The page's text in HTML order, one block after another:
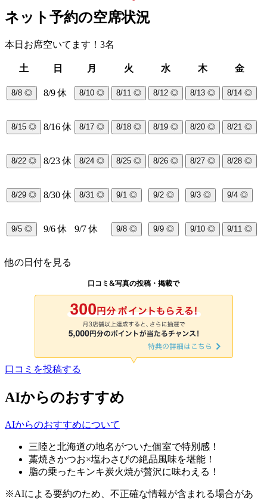
ネット予約の空席状況
本日お席空いてます！3名
土 日 月 火 水 木 金
8/8 ◎ 8/9 休 8/10 ◎ 8/11 ◎ 8/12 ◎ 8/13 ◎ 8/14 ◎
8/15 ◎ 8/16 休 8/17 ◎ 8/18 ◎ 8/19 ◎ 8/20 ◎ 8/21 ◎
8/22 ◎ 8/23 休 8/24 ◎ 8/25 ◎ 8/26 ◎ 8/27 ◎ 8/28 ◎
8/29 ◎ 8/30 休 8/31 ◎ 9/1 ◎ 9/2 ◎ 9/3 ◎ 9/4 ◎
9/5 ◎ 9/6 休 9/7 休 9/8 ◎ 9/9 ◎ 9/10 ◎ 9/11 ◎
他の日付を見る
口コミ&写真の投稿・掲載で
口コミを投稿する
AIからのおすすめ
AIからのおすすめについて
三陸と北海道の地名がついた個室で特別感！
藁焼きかつお×塩わさびの絶品風味を堪能！
脂の乗ったキンキ炭火焼が贅沢に味わえる！
※AIによる要約のため、不正確な情報が含まれる場合があ